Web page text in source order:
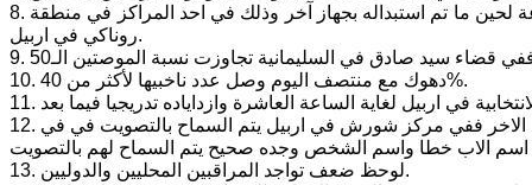
8. عطل احد اجهزة الختم الالكتروني تسبب بتأخير عملية التصويت لأكثر من نصف ساعة لحين ما تم استبداله بجهاز آخر وذلك في احد المراكز في منطقة
روناكي في اربيل.
10. دهوك مع منتصف اليوم وصل عدد ناخبيها لأكثر من 40%.
12. تفاوت في تعامل الموظفين مع الاخطاء الموجودة في سجل الناخبين و التزام البعض الاخر ففي مركز شورش في اربيل يتم السماح بالتصويت في في
13. لوحظ ضعف تواجد المراقبين المحليين والدوليين.